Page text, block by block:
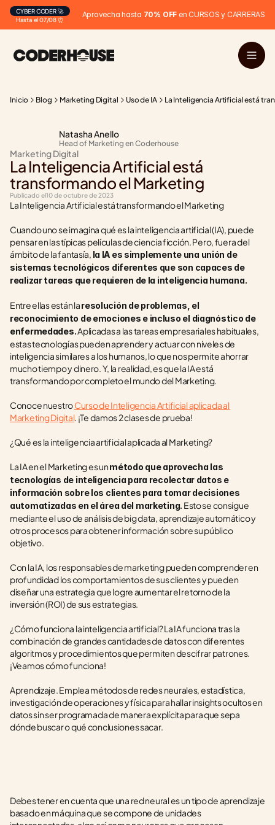
Hasta el 07/08 ⏰
CYBER CODER 🚀 Aprovecha hasta 70% OFF en CURSOS y CARRERAS
Inicio Blog Marketing Digital Uso de IA La Inteligencia Artificial está
Natasha Anello
Head of Marketing en Coderhouse
Marketing Digital
La Inteligencia Artificial está
transformando el Marketing
Publicado el10 de octubre de 2023
La Inteligencia Artificial está transformando el Marketing
Cuando uno se imagina qué es la inteligencia artificial (IA), puede
pensar en las típicas películas de ciencia ficción. Pero, fuera del
ámbito de la fantasía, la IA es simplemente una unión de
sistemas tecnológicos diferentes que son capaces de
realizar tareas que requieren de la inteligencia humana.
Entre ellas están la resolución de problemas, el
reconocimiento de emociones e incluso el diagnóstico de
enfermedades. Aplicadas a las tareas empresariales habituales,
estas tecnologías pueden aprender y actuar con niveles de
inteligencia similares a los humanos, lo que nos permite ahorrar
mucho tiempo y dinero. Y, la realidad, es que la IA está
transformando por completo el mundo del Marketing.
Conoce nuestro Curso de Inteligencia Artificial aplicada al
Marketing Digital. ¡Te damos 2 clases de prueba!
¿Qué es la inteligencia artificial aplicada al Marketing?
La IA en el Marketing es un método que aprovecha las
tecnologías de inteligencia para recolectar datos e
información sobre los clientes para tomar decisiones
automatizadas en el área del marketing. Esto se consigue
mediante el uso de análisis de big data, aprendizaje automático y
otros procesos para obtener información sobre su público
objetivo.
Con la IA, los responsables de marketing pueden comprender en
profundidad los comportamientos de sus clientes y pueden
diseñar una estrategia que logre aumentar el retorno de la
inversión (ROI) de sus estrategias.
¿Cómo funciona la inteligencia artificial? La IA funciona tras la
combinación de grandes cantidades de datos con diferentes
algoritmos y procedimientos que permiten descifrar patrones.
¡Veamos cómo funciona!
Aprendizaje. Emplea métodos de redes neurales, estadística,
investigación de operaciones y física para hallar insights ocultos en
datos sin ser programada de manera explícita para que sepa
dónde buscar o qué conclusiones sacar.
Debes tener en cuenta que una red neural es un tipo de aprendizaje
basado en máquina que se compone de unidades